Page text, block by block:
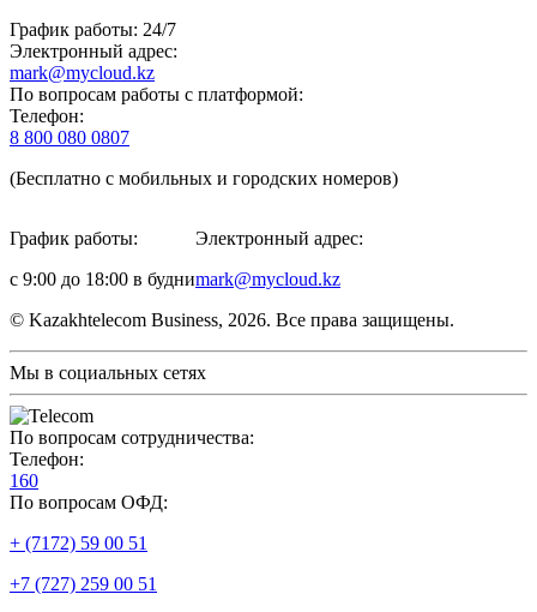
График работы: 24/7
Электронный адрес:
mark@mycloud.kz
По вопросам работы с платформой:
Телефон:
8 800 080 0807
(Бесплатно с мобильных и городских номеров)
График работы:
с 9:00 до 18:00 в будни
Электронный адрес:
mark@mycloud.kz
© Kazakhtelecom Business, 2026. Все права защищены.
Мы в социальных сетях
По вопросам сотрудничества:
Телефон:
160
По вопросам ОФД:
+ (7172) 59 00 51
+7 (727) 259 00 51